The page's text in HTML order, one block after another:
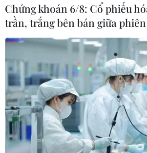
Chứng khoán 6/8: Cổ phiếu
trần, trắng bên bán giữa